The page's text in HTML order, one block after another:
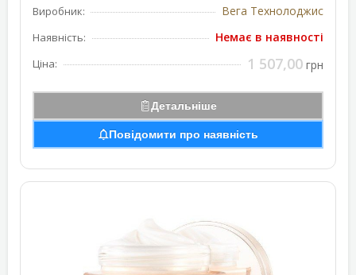
Виробник: Вега Технолоджис
Наявність: Немає в наявності
Ціна: 1 507,00 грн
Детальніше
Повідомити про наявність